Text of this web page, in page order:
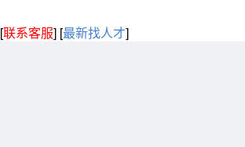
[联系客服] [最新找人才]